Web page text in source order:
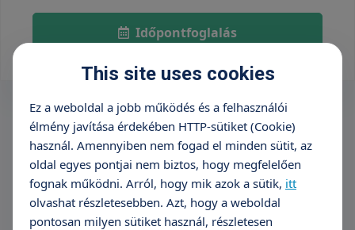
Időpontfoglalás
This site uses cookies
Ez a weboldal a jobb működés és a felhasználói
élmény javítása érdekében HTTP-sütiket (Cookie)
használ. Amennyiben nem fogad el minden sütit, az
oldal egyes pontjai nem biztos, hogy megfelelően
fognak működni. Arról, hogy mik azok a sütik, itt
olvashat részletesebben. Azt, hogy a weboldal
pontosan milyen sütiket használ, részletesen